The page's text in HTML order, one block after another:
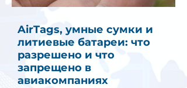
AirTags, умные сумки и
литиевые батареи: что
разрешено и что
запрещено в
авиакомпаниях